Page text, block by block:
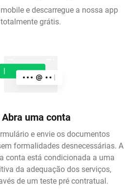
e descarregue a nossa app
totalmente grátis.
uma conta
e envie os documentos
formalidades desnecessárias. A
conta está condicionada a uma
da adequação dos serviços,
de um teste pré contratual.